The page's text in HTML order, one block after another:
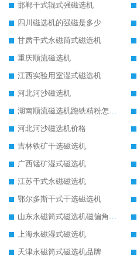
邯郸干式辊式强磁选机
四川磁选机的强磁是多少
甘肃干式永磁筒式磁选机
重庆顺流磁选机
江西实验用室湿式磁选机
河北河沙磁选机
湖南顺流磁选机跑铁精粉怎么处理
河北河沙磁选机价格
吉林铁矿干选磁选机
广西锰矿湿式磁选机
江苏干式永磁磁选机
鄂尔多斯干式干选磁选机
山东永磁筒式磁选机磁偏角怎么调整
上海永磁湿式磁选机
天津永磁筒式磁选机品牌